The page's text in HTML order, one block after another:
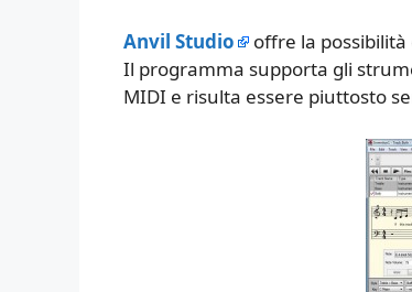
Anvil Studio
offre la
Il programma supporta gli
MIDI e risulta essere piuttosto